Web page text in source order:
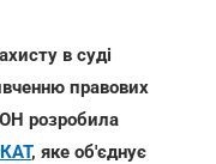
в суді
правових
розробила
, яке об'єднує